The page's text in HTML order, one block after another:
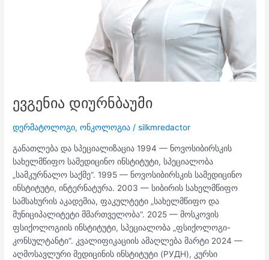
ევგენია დიურნბაუმი
დერმატოლოგი,ონკოლოგია /silkmredactor
განათლება და სპეციალიზაცია 1994 — ნოვოსიბირსკის
სახელმწიფო სამედიცინო ინსტიტუტი, სპეციალობა
„სამკურნალო საქმე“. 1995 — ნოვოსიბირსკის სამედიცინო
ინსტიტუტი, ინტერნატურა. 2003 — სიბირის სახელმწიფო
სამსახურის აკადემია, ფაკულტეტი „სახელმწიფო და
მუნიციპალიტეტი მმართველობა“. 2025 — მოსკოვის
ფსიქოლოგიის ინსტიტუტი, სპეციალობა „ფსიქოლოგი-
კონსულტანტი“. კვალიფიკაციის ამაღლება მარტი 2024 —
აღმოსავლური მედიცინის ინსტიტუტი (РУДН), კურსი